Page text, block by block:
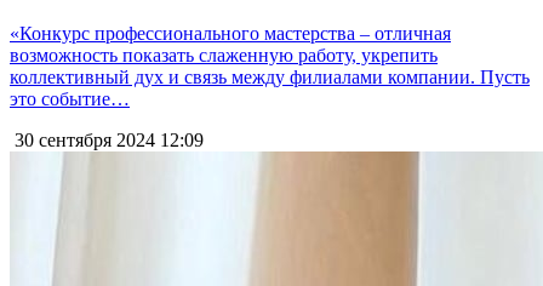
«Конкурс профессионального мастерства – отличная
возможность показать слаженную работу, укрепить
коллективный дух и связь между филиалами компании. Пусть
это событие…
30 сентября 2024 12:09